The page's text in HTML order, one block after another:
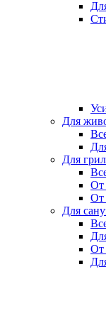
Для
Для
От
От
Для
От